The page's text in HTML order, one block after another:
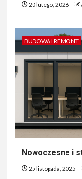
20 lutego, 2026
BUDOWA I REMONT
Nowoczesne i
25 listopada, 2025